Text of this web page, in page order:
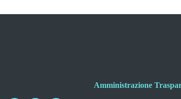
Amministrazione